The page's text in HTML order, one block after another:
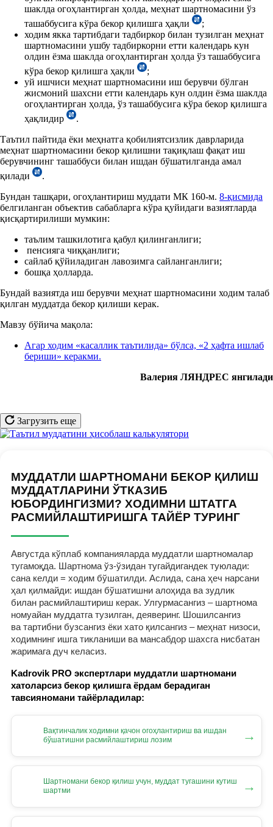
шаклда огоҳлантирган ҳолда, меҳнат шартномасини ўз
ташаббусига кўра бекор қилишга ҳақли
;
ходим якка тартибдаги тадбиркор билан тузилган меҳнат
шартномасини ушбу тадбиркорни етти календарь кун
олдин ёзма шаклда огоҳлантирган ҳолда ўз ташаббусига
кўра бекор қилишга ҳақли
;
уй ишчиси меҳнат шартномасини иш берувчи бўлган
жисмоний шахсни етти календарь кун олдин ёзма шаклда
огоҳлантирган ҳолда, ўз ташаббусига кўра бекор қилишга
ҳақлидир
.
Таътил пайтида ёки меҳнатга қобилиятсизлик даврларида
меҳнат шартномасини бекор қилишни тақиқлаш фақат иш
берувчининг ташаббуси билан ишдан бўшатилганда амал
қилади
.
Бундан ташқари, огоҳлантириш муддати МК 160-м. 8-қисмида
белгиланган объектив сабабларга кўра қуйидаги вазиятларда
қисқартирилиши мумкин:
таълим ташкилотига қабул қилинганлиги;
пенсияга чиққанлиги;
сайлаб қўйиладиган лавозимга сайланганлиги;
бошқа ҳолларда.
Бундай вазиятда иш берувчи меҳнат шартномасини ходим талаб
қилган муддатда бекор қилиши керак.
Мавзу бўйича мақола:
Агар ходим «касаллик таътилида» бўлса, «2 ҳафта ишлаб
бериши» керакми.
Валерия ЛЯНДРЕС янгилади
Загрузить еще
МУДДАТЛИ ШАРТНОМАНИ БЕКОР ҚИЛИШ
МУДДАТЛАРИНИ ЎТКАЗИБ
ЮБОРДИНГИЗМИ? ХОДИМНИ ШТАТГА
РАСМИЙЛАШТИРИШГА ТАЙЁР ТУРИНГ
Августда кўплаб компанияларда муддатли шартномалар
тугамоқда. Шартнома ўз-ўзидан тугайдигандек туюлади:
сана келди = ходим бўшатилди. Аслида, сана ҳеч нарсани
ҳал қилмайди: ишдан бўшатишни алоҳида ва зудлик
билан расмийлаштириш керак. Улгурмасангиз – шартнома
номуайан муддатга тузилган, деяверинг. Шошилсангиз
ва тартибни бузсангиз ёки хато қилсангиз – меҳнат низоси,
ходимнинг ишга тикланиши ва мансабдор шахсга нисбатан
жаримага дуч келасиз.
Kadrovik PRO экспертлари муддатли шартномани
хатоларсиз бекор қилишга ёрдам берадиган
тавсияномани тайёрладилар:
Вақтинчалик ходимни қачон огоҳлантириш ва ишдан
бўшатишни расмийлаштириш лозим
→
Шартномани бекор қилиш учун, муддат тугашини кутиш
шартми
→